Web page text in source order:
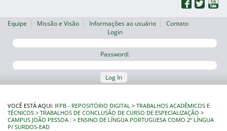
Equipe Missão e Visão Informações ao usuário
Contato
Login
Password:
Log In
VOCÊ ESTÁ AQUI: IFPB - REPOSITÓRIO DIGITAL
TRABALHOS ACADÊMICOS E
TÉCNICOS
TRABALHOS DE CONCLUSÃO DE CURSO DE ESPECIALIZAÇÃO
CAMPUS JOÃO PESSOA :
ENSINO DE LÍNGUA PORTUGUESA COMO 2º LÍNGUA
P/ SURDOS-EAD